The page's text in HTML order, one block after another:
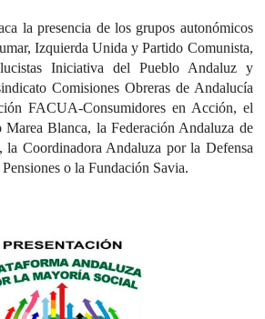
la presencia de los grupos autonómicos
Izquierda Unida y Partido Comunista,
Iniciativa del Pueblo Andaluz y
Comisiones Obreras de Andalucía
FACUA-Consumidores en Acción, el
Marea Blanca, la Federación Andaluza de
la Coordinadora Andaluza por la Defensa
o la Fundación Savia.